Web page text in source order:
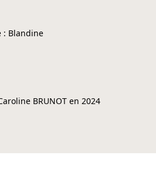
: Blandine
BRUNOT en 2024